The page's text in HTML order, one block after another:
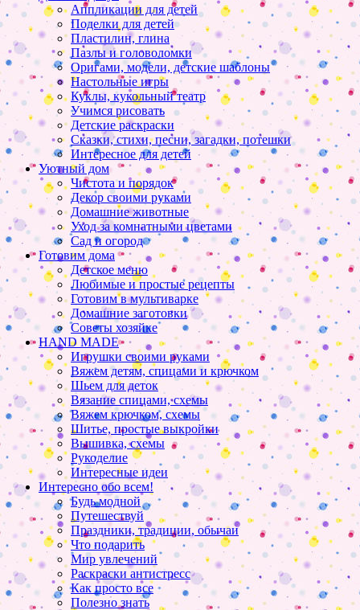
Аппликации для детей
Поделки для детей
Пластилин, глина
Пазлы и головоломки
Оригами, модели, детские шаблоны
Настольные игры
Куклы, кукольный театр
Учимся рисовать
Детские раскраски
Сказки, стихи, песни, загадки, потешки
Интересное для детей
Уютный дом
Чистота и порядок
Декор своими руками
Домашние животные
Уход за комнатными цветами
Сад и огород
Готовим дома
Детское меню
Любимые и простые рецепты
Готовим в мультиварке
Домашние заготовки
Советы хозяйке
HAND MADE
Игрушки своими руками
Вяжем детям, спицами и крючком
Шьем для деток
Вязание спицами, схемы
Вяжем крючком, схемы
Шитье, простые выкройки
Вышивка, схемы
Рукоделие
Интересные идеи
Интересно обо всем!
Будь модной
Путешествуй
Праздники, традиции, обычаи
Что подарить
Мир увлечений
Раскраски антистресс
Как просто все
Полезно знать